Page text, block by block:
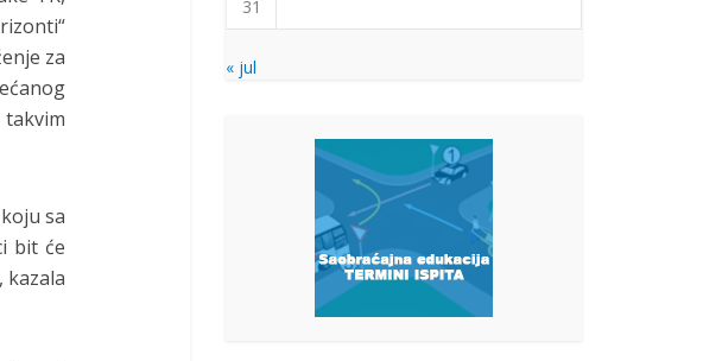
za
sa
bit će
kazala
31
« jul